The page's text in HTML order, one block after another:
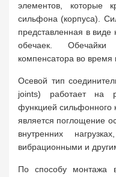
элементов, которые
сильфона (корпуса).
представленная в виде
обечаек.
компенсатора во время
Осевой тип
joints) работает на
функцией сильфонного
является поглощение
внутренних
вибрационными и
По способу монтажа